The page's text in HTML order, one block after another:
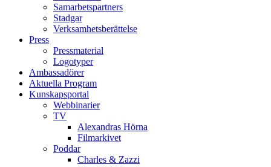
Samarbetspartners
Stadgar
Verksamhetsberättelse
Press
Pressmaterial
Logotyper
Ambassadörer
Aktuella Program
Kunskapsportal
Webbinarier
TV
Alexandras Hörna
Filmarkivet
Poddar
Charles & Zazzi